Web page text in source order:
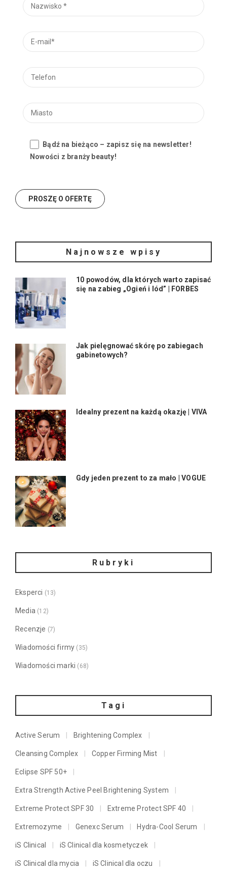
Bądź na bieżąco – zapisz się na newsletter!
Nowości z branży beauty!
Najnowsze wpisy
10 powodów, dla których warto zapisać
się na zabieg „Ogień i lód” | FORBES
Jak pielęgnować skórę po zabiegach
gabinetowych?
Idealny prezent na każdą okazję | VIVA
Gdy jeden prezent to za mało | VOGUE
Rubryki
Eksperci (13)
Media (12)
Recenzje (7)
Wiadomości firmy (35)
Wiadomości marki (68)
Tagi
Active Serum Brightening Complex
Cleansing Complex Copper Firming Mist
Eclipse SPF 50+
Extra Strength Active Peel Brightening System
Extreme Protect SPF 30 Extreme Protect SPF 40
Extremozyme Genexc Serum Hydra-Cool Serum
iS Clinical iS Clinical dla kosmetyczek
iS Clinical dla mycia iS Clinical dla oczu